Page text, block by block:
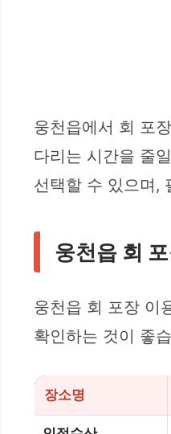
웅천읍에서 회 포
다리는 시간을 줄
선택할 수 있으며,
웅천읍 회
웅천읍 회 포장 이
확인하는 것이 좋
장소명